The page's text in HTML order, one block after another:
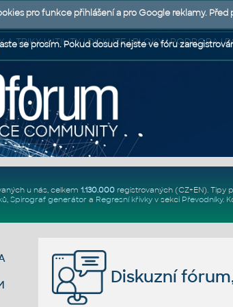
A TRIKY | UTILITY | DISKUZE | BLOKY | PODPORA |
u nás, celkem 1.130.000registrovaných (CZ+EN). Tipy
, Spirograf generátor a Regresní křivkyv sekci Převodníky.
Diskuzní
pro funkce přihlášení a pro Google reklamy.
se prosím. Pokud dosud nejste ve fóru